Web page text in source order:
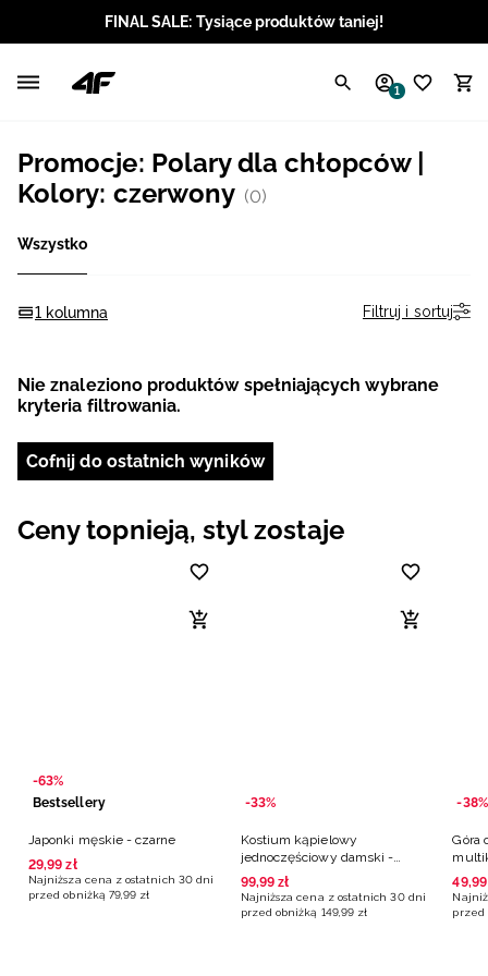
FINAL SALE: Tysiące produktów taniej!
1
Promocje: Polary dla chłopców |
Kolory: czerwony (0)
Wszystko
1 kolumna Filtruj i sortuj
Nie znaleziono produktów spełniających wybrane
kryteria filtrowania.
Cofnij do ostatnich wyników
Ceny topnieją, styl zostaje
-63%
Bestsellery
Japonki męskie - czarne
29,99 zł
Najniższa cena z ostatnich 30 dni
przed obniżką 79,99 zł
-33%
Kostium kąpielowy
jednoczęściowy damski -
multikolor
99,99 zł
Najniższa cena z ostatnich 30 dni
przed obniżką 149,99 zł
-38%
Góra
49,99
przed
Angielski / USD
Litewski / EUR
Łotewski / EUR